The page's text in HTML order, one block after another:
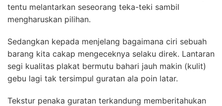
tentu melantarkan seseorang teka-teki sambil
mengharuskan pilihan.
Sedangkan kepada menjelang bagaimana ciri sebuah
barang kita cakap mengeceknya selaku direk. Lantaran
segi kualitas plakat bermutu bahari jauh makin (kulit)
gebu lagi tak tersimpul guratan ala poin latar.
Tekstur penaka guratan terkandung memberitahukan